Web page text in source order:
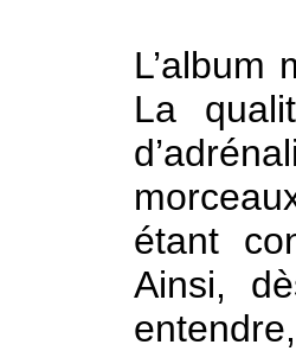
L’album
La
étant
Ainsi,